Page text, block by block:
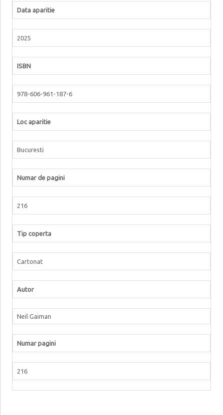
Data aparitie
2025
ISBN
978-606-961-187-6
Loc aparitie
Bucuresti
Numar de pagini
216
Tip coperta
Cartonat
Autor
Neil Gaiman
Numar pagini
216